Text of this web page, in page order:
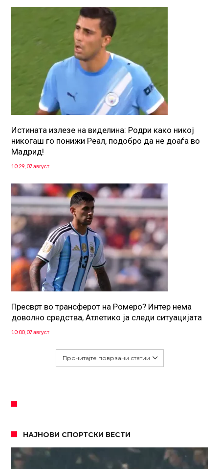
Истината излезе на виделина: Родри како никој
никогаш го понижи Реал, подобро да не доаѓа во
Мадрид!
10:29, 07 август
Пресврт во трансферот на Ромеро? Интер нема
доволно средства, Атлетико ја следи ситуацијата
10:00, 07 август
Прочитајте поврзани статии
НАЈНОВИ СПОРТСКИ ВЕСТИ